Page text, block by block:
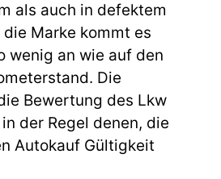
als auch in defektem
Marke kommt es
wenig an wie auf den
Die
Bewertung des Lkw
der Regel denen, die
Autokauf Gültigkeit